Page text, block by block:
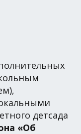
детсада
«Об